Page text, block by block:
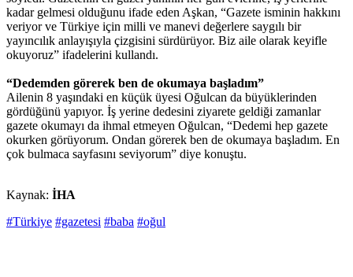
kadar gelmesi olduğunu ifade eden Aşkan, “Gazete isminin hakkını
veriyor ve Türkiye için milli ve manevi değerlere saygılı bir
yayıncılık anlayışıyla çizgisini sürdürüyor. Biz aile olarak keyifle
okuyoruz” ifadelerini kullandı.
“Dedemden görerek ben de okumaya başladım”
Ailenin 8 yaşındaki en küçük üyesi Oğulcan da büyüklerinden
gördüğünü yapıyor. İş yerine dedesini ziyarete geldiği zamanlar
gazete okumayı da ihmal etmeyen Oğulcan, “Dedemi hep gazete
okurken görüyorum. Ondan görerek ben de okumaya başladım. En
çok bulmaca sayfasını seviyorum” diye konuştu.
Kaynak: İHA
#Türkiye #gazetesi #baba #oğul